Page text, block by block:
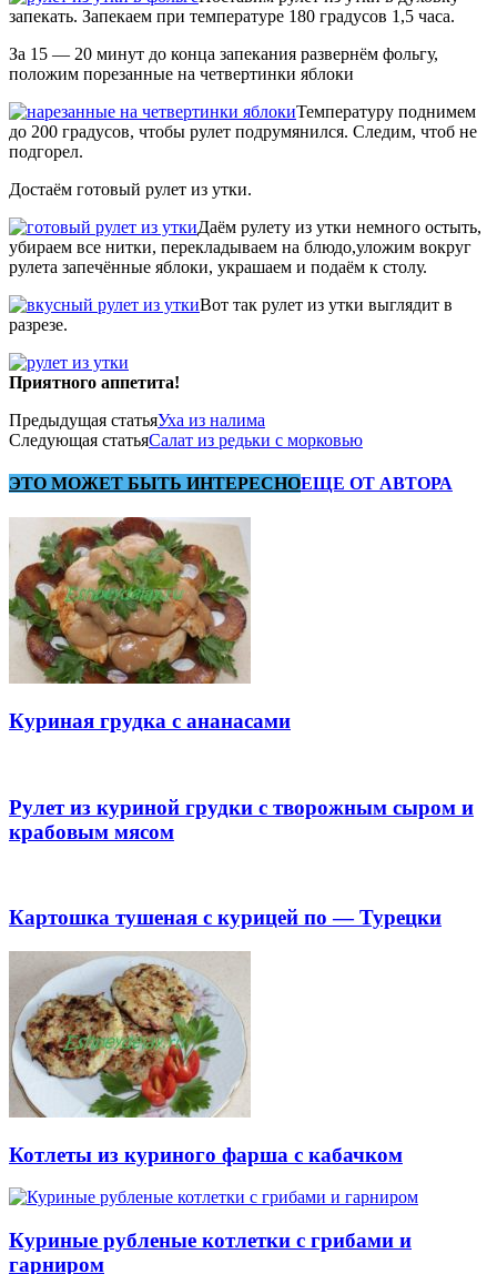
запекать. Запекаем при температуре 180 градусов 1,5 часа.
За 15 — 20 минут до конца запекания развернём фольгу,
положим порезанные на четвертинки яблоки
Температуру поднимем
до 200 градусов, чтобы рулет подрумянился. Следим, чтоб не
подгорел.
Достаём готовый рулет из утки.
Даём рулету из утки немного остыть,
убираем все нитки, перекладываем на блюдо,уложим вокруг
рулета запечённые яблоки, украшаем и подаём к столу.
Вот так рулет из утки выглядит в
разрезе.
Приятного аппетита!
Предыдущая статьяУха из налима
Следующая статьяСалат из редьки с морковью
ЭТО МОЖЕТ БЫТЬ ИНТЕРЕСНОЕЩЕ ОТ АВТОРА
Куриная грудка с ананасами
Рулет из куриной грудки с творожным сыром и
крабовым мясом
Картошка тушеная с курицей по — Турецки
Котлеты из куриного фарша с кабачком
Куриные рубленые котлетки с грибами и
гарниром